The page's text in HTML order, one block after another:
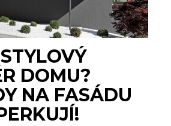
DOMU?
NA FASÁDU